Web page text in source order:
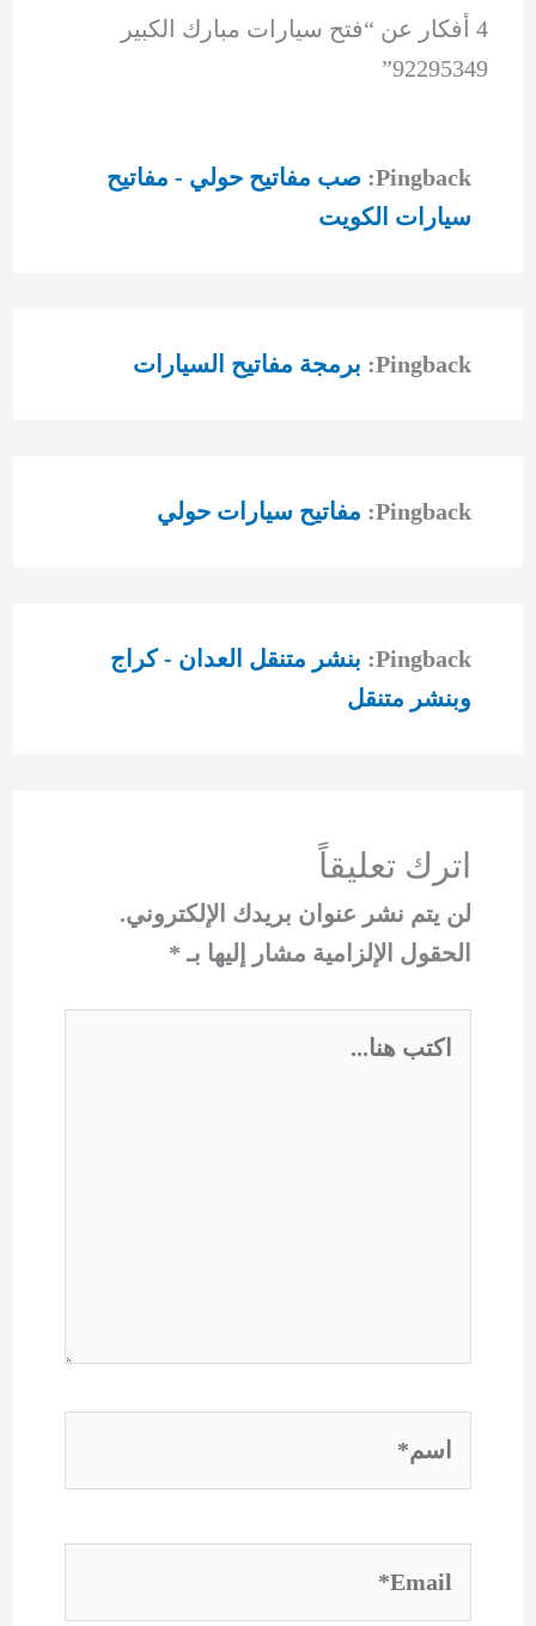
4 أفكار عن “فتح سيارات مبارك الكبير
92295349”
Pingback: صب مفاتيح حولي - مفاتيح
سيارات الكويت
Pingback: برمجة مفاتيح السيارات
Pingback: مفاتيح سيارات حولي
Pingback:
بنشر متنقل العدان - كراج
وبنشر متنقل
اترك تعليقاً
لن يتم نشر عنوان بريدك الإلكتروني.
الحقول الإلزامية مشار إليها بـ *